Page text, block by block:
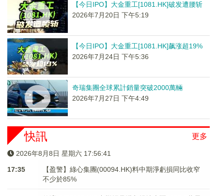
【今日IPO】大金重工[1081.HK]破发遭腰斩
2026年7月20日 下午5:19
【今日IPO】大金重工[1081.HK]飙涨超19%
2026年7月24日 下午5:36
奇瑞集團全球累計銷量突破2000萬輛
2026年7月27日 下午4:49
更多
快訊
2026年8月8日 星期六 17:56:41
17:35
【盈警】綠心集團(00094.HK)料中期淨虧損同比收窄
不少於85%